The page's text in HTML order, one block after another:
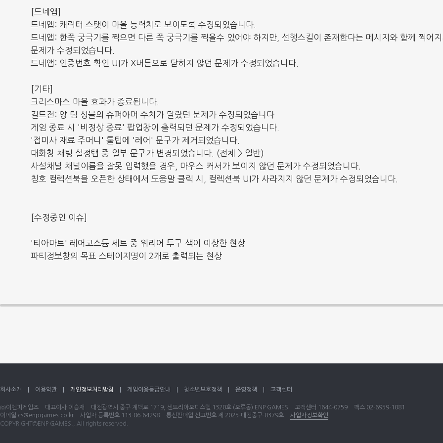
[드네앱]
드네앱: 캐릭터 스탯이 마을 능력치로 보이도록 수정되었습니다.
드네앱: 한쪽 궁극기를 찍으면 다른 쪽 궁극기를 찍을수 있어야 하지만, 선행스킬이 존재한다는 메시지와 함께 찍어
문제가 수정되었습니다.
드네앱: 인증번호 확인 UI가 X버튼으로 닫히지 않던 문제가 수정되었습니다.
[기타]
크리스마스 마을 효과가 종료됩니다.
길드전: 양 팀 성물의 슈퍼아머 수치가 달랐던 문제가 수정되었습니다
게임 종료 시 '비정상 종료' 팝업창이 출력되던 문제가 수정되었습니다.
'접미사 재료 주머니' 툴팁에 '레어' 문구가 제거되었습니다.
대화창 채팅 설정탭 중 일부 문구가 변경되었습니다. (전체 > 일반)
사설채널 채널이름을 잘못 입력했을 경우, 마우스 커서가 보이지 않던 문제가 수정되었습니다.
칭호 컬렉션북을 오픈한 상태에서 도움말 클릭 시, 컬렉션북 UI가 사라지지 않던 문제가 수정되었습니다.
[수정중인 이슈]
'티아마트' 레어코스튬 세트 중 워리어 투구 색이 이상한 현상
파티정보창의 목표 스테이지명이 2개로 출력되는 현상
회사소개 이용약관 개인정보처리방침 게임이용등급안내 청소년보호정책 운영정책 고객센터
㈜이엔피게임즈 대표이사 이승재 대전광역시 중구 계백로 1719, 센트리아오피스텔 1320호 (오류동) ENP GAMES 고객센터 1644-0759
팩스 02-6959-1081
이메일 cs@enpgames.co.kr 사업자 등록번호 113-86-64298 통신판매업 신고번호 제 2025-대전중구-0379호
사업자정보확인
COPYRIGHT©ENP GAMES., All rights reserved.